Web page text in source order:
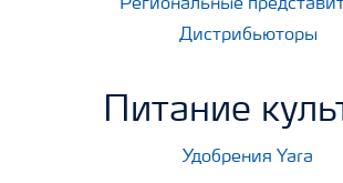
Региональные
Дистрибьюторы
Питание
Удобрения Yara